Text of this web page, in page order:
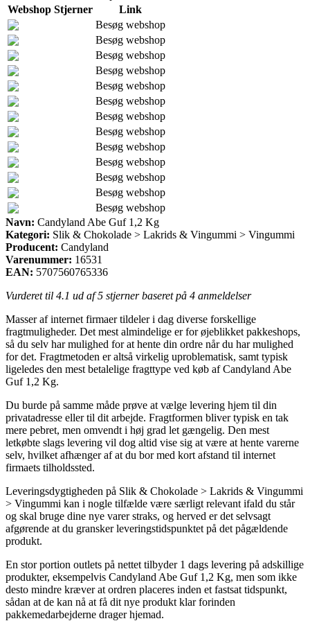
Webshop Stjerner
Link
Besøg webshop
Besøg webshop
Besøg webshop
Besøg webshop
Besøg webshop
Besøg webshop
Besøg webshop
Besøg webshop
Besøg webshop
Besøg webshop
Besøg webshop
Besøg webshop
Besøg webshop
Navn: Candyland Abe Guf 1,2 Kg
Kategori: Slik & Chokolade > Lakrids & Vingummi > Vingummi
Producent: Candyland
Varenummer: 16531
EAN: 5707560765336
Vurderet til 4.1 ud af 5 stjerner baseret på 4 anmeldelser
Masser af internet firmaer tildeler i dag diverse forskellige
fragtmuligheder. Det mest almindelige er for øjeblikket pakkeshops,
så du selv har mulighed for at hente din ordre når du har mulighed
for det. Fragtmetoden er altså virkelig uproblematisk, samt typisk
ligeledes den mest betalelige fragttype ved køb af Candyland Abe
Guf 1,2 Kg.
Du burde på samme måde prøve at vælge levering hjem til din
privatadresse eller til dit arbejde. Fragtformen bliver typisk en tak
mere pebret, men omvendt i høj grad let gængelig. Den mest
letkøbte slags levering vil dog altid vise sig at være at hente varerne
selv, hvilket afhænger af at du bor med kort afstand til internet
firmaets tilholdssted.
Leveringsdygtigheden på Slik & Chokolade > Lakrids & Vingummi
> Vingummi kan i nogle tilfælde være særligt relevant ifald du står
og skal bruge dine nye varer straks, og herved er det selvsagt
afgørende at du gransker leveringstidspunktet på det pågældende
produkt.
En stor portion outlets på nettet tilbyder 1 dags levering på adskillige
produkter, eksempelvis Candyland Abe Guf 1,2 Kg, men som ikke
desto mindre kræver at ordren placeres inden et fastsat tidspunkt,
sådan at de kan nå at få dit nye produkt klar forinden
pakkemedarbejderne drager hjemad.